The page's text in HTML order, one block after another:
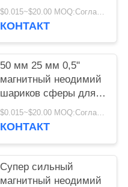
постоянные шарики
магнита неодимия
$0.015~$20.00 MOQ:Согласно диаметру, покрытому финишу и упаковке сферы
КОНТАКТ
50 мм 25 мм 0,5"
магнитный неодимий
шариков сферы для
машинного
оборудования
$0.015~$20.00 MOQ:Согласно диаметру, покрытому финишу и упаковке сферы
КОНТАКТ
Супер сильный
магнитный неодимий